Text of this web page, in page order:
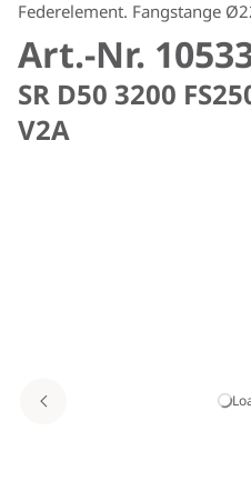
Federelement. Fangstange
Art.-Nr.
SR D50 3200
V2A